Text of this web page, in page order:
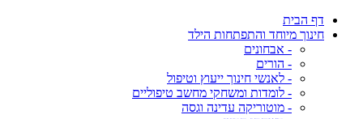
דף הבית
חינוך מיוחד והתפתחות הילד
- אבחונים
- הורים
- לאנשי חינוך ייעוץ וטיפול
- לומדות ומשחקי מחשב טיפוליים
- מוטוריקה עדינה וגסה